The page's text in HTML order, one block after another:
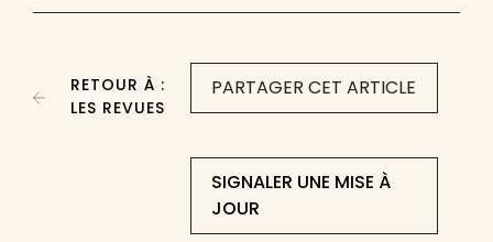
PARTAGER CET ARTICLE
SIGNALER UNE MISE À
JOUR
RETOUR À :
LES REVUES